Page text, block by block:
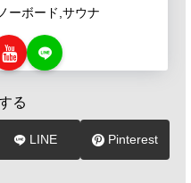
ーボード,サウナ
る
LINE Pinterest